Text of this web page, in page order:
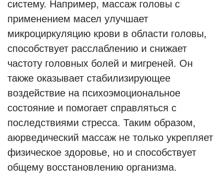
систему. Например, массаж головы с
применением масел улучшает
микроциркуляцию крови в области головы,
способствует расслаблению и снижает
частоту головных болей и мигреней. Он
также оказывает стабилизирующее
воздействие на психоэмоциональное
состояние и помогает справляться с
последствиями стресса. Таким образом,
аюрведический массаж не только укрепляет
физическое здоровье, но и способствует
общему восстановлению организма.